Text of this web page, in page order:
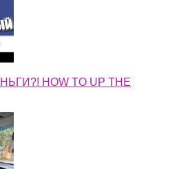
HOW TO UP THE